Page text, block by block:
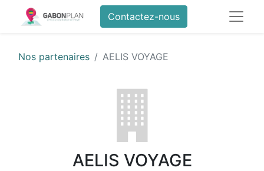
Contactez-nous
Nos partenaires AELIS VOYAGE
AELIS VOYAGE